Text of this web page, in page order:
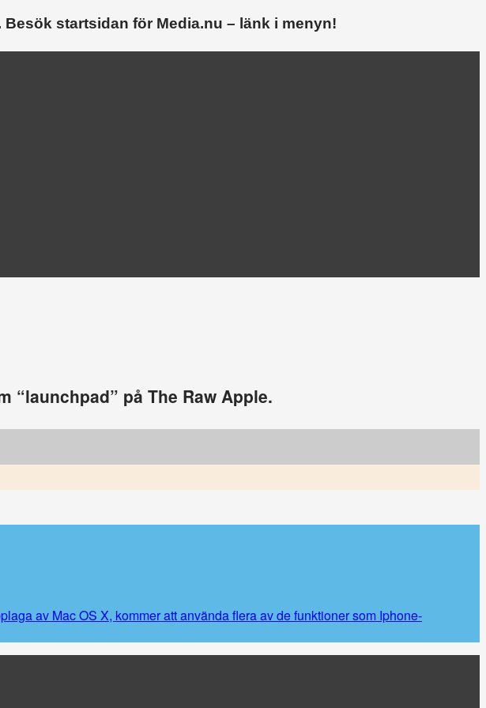
startsidan för Media.nu – länk i menyn!
“launchpad” på The Raw Apple.
av Mac OS X, kommer att använda flera av de funktioner som Iphone-